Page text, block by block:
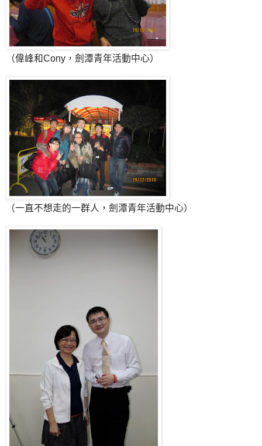
（偉峰和Cony，劍潭青年活動中心）
（一直不想走的一群人，劍潭青年活動中心）